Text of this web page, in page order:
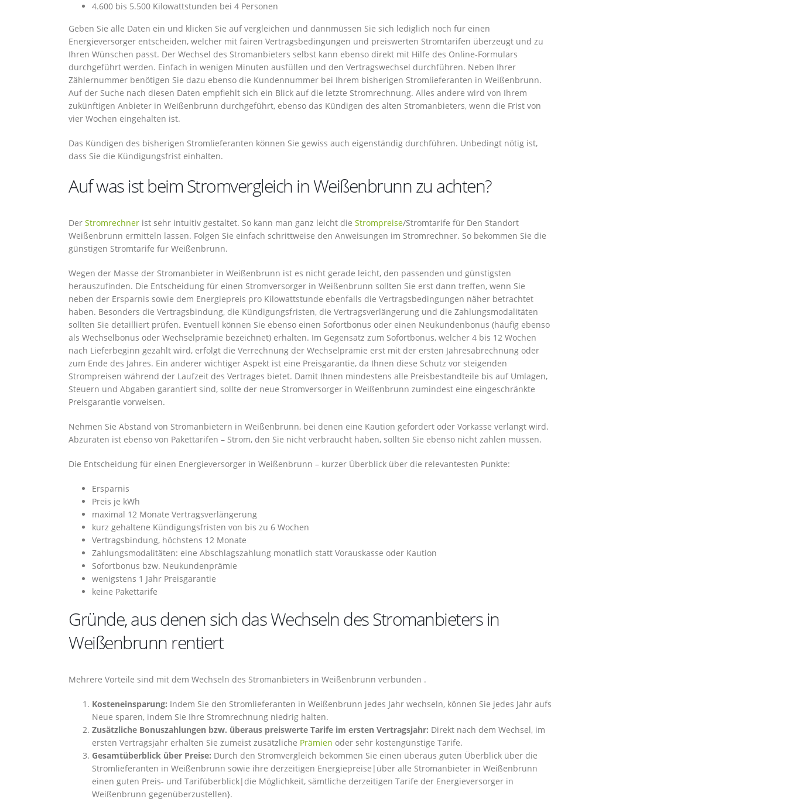
4.600 bis 5.500 Kilowattstunden bei 4 Personen
Geben Sie alle Daten ein und klicken Sie auf vergleichen und dannmüssen Sie sich lediglich noch für einen
Energieversorger entscheiden, welcher mit fairen Vertragsbedingungen und preiswerten Stromtarifen überzeugt und zu
Ihren Wünschen passt. Der Wechsel des Stromanbieters selbst kann ebenso direkt mit Hilfe des Online-Formulars
durchgeführt werden. Einfach in wenigen Minuten ausfüllen und den Vertragswechsel durchführen. Neben Ihrer
Zählernummer benötigen Sie dazu ebenso die Kundennummer bei Ihrem bisherigen Stromlieferanten in Weißenbrunn.
Auf der Suche nach diesen Daten empfiehlt sich ein Blick auf die letzte Stromrechnung. Alles andere wird von Ihrem
zukünftigen Anbieter in Weißenbrunn durchgeführt, ebenso das Kündigen des alten Stromanbieters, wenn die Frist von
vier Wochen eingehalten ist.
Das Kündigen des bisherigen Stromlieferanten können Sie gewiss auch eigenständig durchführen. Unbedingt nötig ist,
dass Sie die Kündigungsfrist einhalten.
Auf was ist beim Stromvergleich in Weißenbrunn zu achten?
Der Stromrechner ist sehr intuitiv gestaltet. So kann man ganz leicht die Strompreise/Stromtarife für Den Standort
Weißenbrunn ermitteln lassen. Folgen Sie einfach schrittweise den Anweisungen im Stromrechner. So bekommen Sie die
günstigen Stromtarife für Weißenbrunn.
Wegen der Masse der Stromanbieter in Weißenbrunn ist es nicht gerade leicht, den passenden und günstigsten
herauszufinden. Die Entscheidung für einen Stromversorger in Weißenbrunn sollten Sie erst dann treffen, wenn Sie
neben der Ersparnis sowie dem Energiepreis pro Kilowattstunde ebenfalls die Vertragsbedingungen näher betrachtet
haben. Besonders die Vertragsbindung, die Kündigungsfristen, die Vertragsverlängerung und die Zahlungsmodalitäten
sollten Sie detailliert prüfen. Eventuell können Sie ebenso einen Sofortbonus oder einen Neukundenbonus (häufig ebenso
als Wechselbonus oder Wechselprämie bezeichnet) erhalten. Im Gegensatz zum Sofortbonus, welcher 4 bis 12 Wochen
nach Lieferbeginn gezahlt wird, erfolgt die Verrechnung der Wechselprämie erst mit der ersten Jahresabrechnung oder
zum Ende des Jahres. Ein anderer wichtiger Aspekt ist eine Preisgarantie, da Ihnen diese Schutz vor steigenden
Strompreisen während der Laufzeit des Vertrages bietet. Damit Ihnen mindestens alle Preisbestandteile bis auf Umlagen,
Steuern und Abgaben garantiert sind, sollte der neue Stromversorger in Weißenbrunn zumindest eine eingeschränkte
Preisgarantie vorweisen.
Nehmen Sie Abstand von Stromanbietern in Weißenbrunn, bei denen eine Kaution gefordert oder Vorkasse verlangt wird.
Abzuraten ist ebenso von Pakettarifen – Strom, den Sie nicht verbraucht haben, sollten Sie ebenso nicht zahlen müssen.
Die Entscheidung für einen Energieversorger in Weißenbrunn – kurzer Überblick über die relevantesten Punkte:
Ersparnis
Preis je kWh
maximal 12 Monate Vertragsverlängerung
kurz gehaltene Kündigungsfristen von bis zu 6 Wochen
Vertragsbindung, höchstens 12 Monate
Zahlungsmodalitäten: eine Abschlagszahlung monatlich statt Vorauskasse oder Kaution
Sofortbonus bzw. Neukundenprämie
wenigstens 1 Jahr Preisgarantie
keine Pakettarife
Gründe, aus denen sich das Wechseln des Stromanbieters in
Weißenbrunn rentiert
Mehrere Vorteile sind mit dem Wechseln des Stromanbieters in Weißenbrunn verbunden .
Kosteneinsparung: Indem Sie den Stromlieferanten in Weißenbrunn jedes Jahr wechseln, können Sie jedes Jahr aufs
Neue sparen, indem Sie Ihre Stromrechnung niedrig halten.
Zusätzliche Bonuszahlungen bzw. überaus preiswerte Tarife im ersten Vertragsjahr: Direkt nach dem Wechsel, im
ersten Vertragsjahr erhalten Sie zumeist zusätzliche Prämien oder sehr kostengünstige Tarife.
Gesamtüberblick über Preise: Durch den Stromvergleich bekommen Sie einen überaus guten Überblick über die
Stromlieferanten in Weißenbrunn sowie ihre derzeitigen Energiepreise|über alle Stromanbieter in Weißenbrunn
einen guten Preis- und Tarifüberblick|die Möglichkeit, sämtliche derzeitigen Tarife der Energieversorger in
Weißenbrunn gegenüberzustellen}.